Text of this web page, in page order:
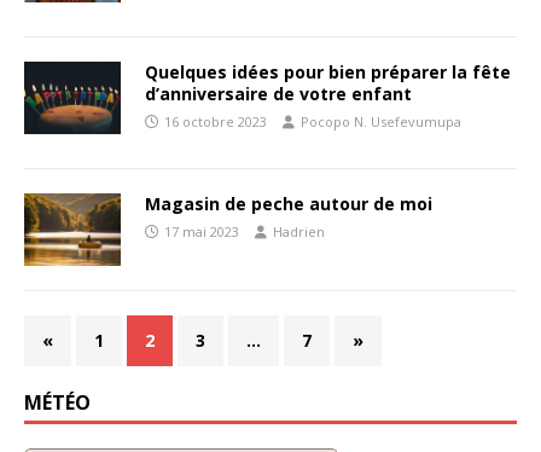
Quelques idées pour bien préparer la fête
d’anniversaire de votre enfant
16 octobre 2023 Pocopo N. Usefevumupa
Magasin de peche autour de moi
17 mai 2023 Hadrien
« 1 2 3 … 7 »
MÉTÉO